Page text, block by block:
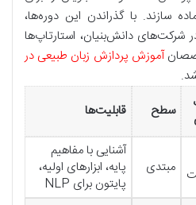
سازند. با گذراندن این دوره‌ها،
دانش‌بنیان، استارتاپ‌ها
آموزش پردازش زبان طبیعی در
سطح قابلیت‌ها
مبتدی
آشنایی با مفاهیم
پایه، ابزارهای اولیه،
پایتون برای NLP